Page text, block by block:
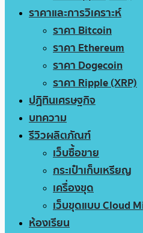
ราคาและการวิเคราะห์
ราคา Bitcoin
ราคา Ethereum
ราคา Dogecoin
ราคา Ripple (XRP)
ปฏิทินเศรษฐกิจ
บทความ
รีวิวผลิตภัณฑ์
เว็บซื้อขาย
กระเป๋าเก็บเหรียญ
เครื่องขุด
เว็บขุดแบบ Cloud
ห้องเรียน